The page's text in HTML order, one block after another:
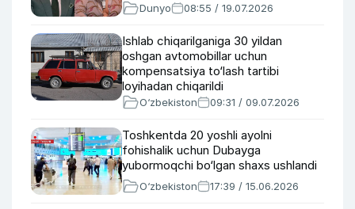
Dunyo 08:55 / 19.07.2026
Ishlab chiqarilganiga 30 yildan
oshgan avtomobillar uchun
kompensatsiya to‘lash tartibi
loyihadan chiqarildi
O‘zbekiston 09:31 / 09.07.2026
Toshkentda 20 yoshli ayolni
fohishalik uchun Dubayga
yubormoqchi bo‘lgan shaxs ushlandi
O‘zbekiston 17:39 / 15.06.2026